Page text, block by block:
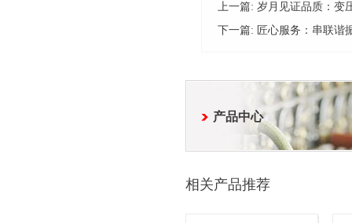
上一篇: 岁月见证品质：变
下一篇: 匠心服务：串联谐
产品中心
相关产品推荐